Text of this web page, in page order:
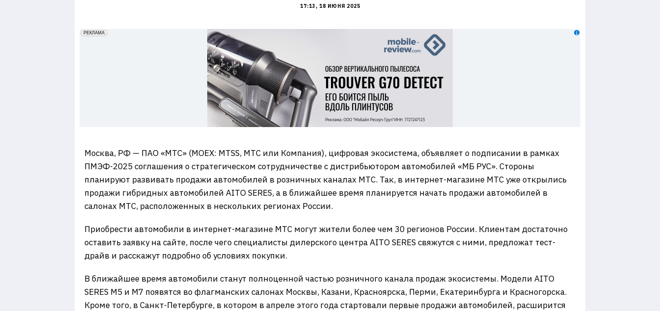
17:13, 18 ИЮНЯ 2025
erid: 2VfnxxmNzs5
РЕКЛАМА
Москва, РФ — ПАО «МТС» (MOEX: MTSS, МТС или Компания), цифровая экосистема, объявляет о подписании в рамках
ПМЭФ-2025 соглашения о стратегическом сотрудничестве с дистрибьютором автомобилей «МБ РУС». Стороны
планируют развивать продажи автомобилей в розничных каналах МТС. Так, в интернет-магазине МТС уже открылись
продажи гибридных автомобилей AITO SERES, а в ближайшее время планируется начать продажи автомобилей в
салонах МТС, расположенных в нескольких регионах России.
Приобрести автомобили в интернет-магазине МТС могут жители более чем 30 регионов России. Клиентам достаточно
оставить заявку на сайте, после чего специалисты дилерского центра AITO SERES свяжутся с ними, предложат тест-
драйв и расскажут подробно об условиях покупки.
В ближайшее время автомобили станут полноценной частью розничного канала продаж экосистемы. Модели AITO
SERES M5 и M7 появятся во флагманских салонах Москвы, Казани, Красноярска, Перми, Екатеринбурга и Красногорска.
Кроме того, в Санкт-Петербурге, в котором в апреле этого года стартовали первые продажи автомобилей, расширится